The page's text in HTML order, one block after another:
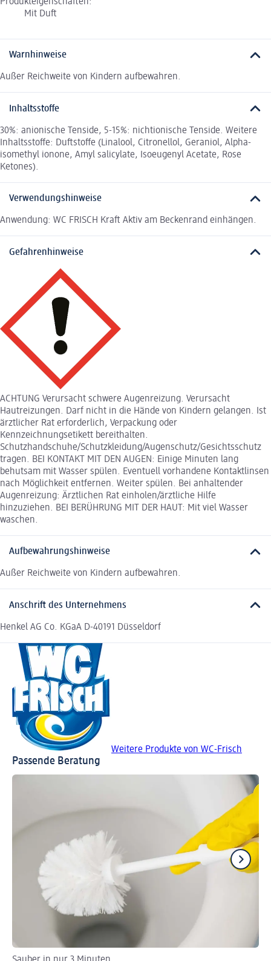
Mit Duft
Warnhinweise
Außer Reichweite von Kindern aufbewahren.
Inhaltsstoffe
30%: anionische Tenside, 5-15%: nichtionische Tenside. Weitere
Inhaltsstoffe: Duftstoffe (Linalool, Citronellol, Geraniol, Alpha-
isomethyl ionone, Amyl salicylate, Isoeugenyl Acetate, Rose
Ketones).
Verwendungshinweise
Anwendung: WC FRISCH Kraft Aktiv am Beckenrand einhängen.
Gefahrenhinweise
ACHTUNG Verursacht schwere Augenreizung. Verursacht
Hautreizungen. Darf nicht in die Hände von Kindern gelangen. Ist
ärztlicher Rat erforderlich, Verpackung oder
Kennzeichnungsetikett bereithalten.
Schutzhandschuhe/Schutzkleidung/Augenschutz/Gesichtsschutz
tragen. BEI KONTAKT MIT DEN AUGEN: Einige Minuten lang
behutsam mit Wasser spülen. Eventuell vorhandene Kontaktlinsen
nach Möglichkeit entfernen. Weiter spülen. Bei anhaltender
Augenreizung: Ärztlichen Rat einholen/ärztliche Hilfe
hinzuziehen. BEI BERÜHRUNG MIT DER HAUT: Mit viel Wasser
waschen.
Aufbewahrungshinweise
Außer Reichweite von Kindern aufbewahren.
Anschrift des Unternehmens
Henkel AG Co. KGaA D-40191 Düsseldorf
Weitere Produkte von WC-Frisch
Passende Beratung